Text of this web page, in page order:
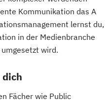
Kommunikation das A
lernst du,
in der Medienbranche
wird.
Fächer wie Public